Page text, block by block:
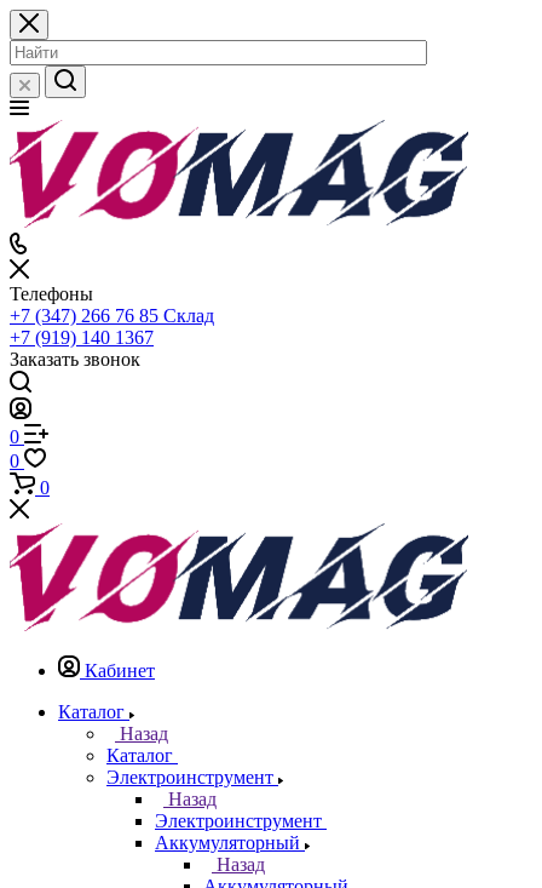
Телефоны
+7 (347) 266 76 85 Склад
+7 (919) 140 1367
Заказать звонок
0
0
0
Кабинет
Каталог
Назад
Каталог
Электроинструмент
Назад
Электроинструмент
Аккумуляторный
Назад